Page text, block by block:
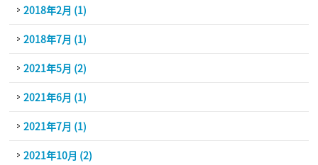
2018年2月 (1)
2018年7月 (1)
2021年5月 (2)
2021年6月 (1)
2021年7月 (1)
2021年10月 (2)